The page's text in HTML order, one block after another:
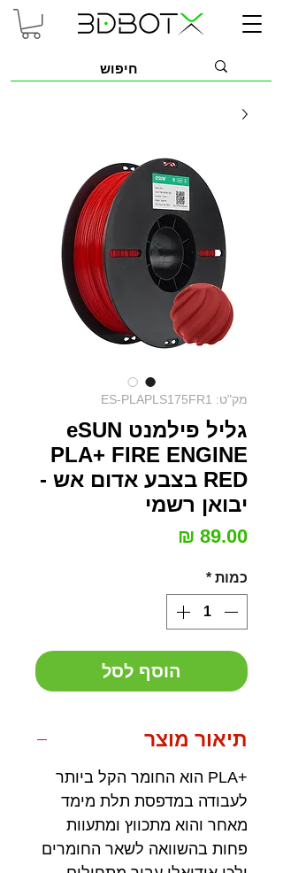
מק"ט: ES-PLAPLS175FR1
גליל פילמנט eSUN
PLA+ FIRE ENGINE
RED בצבע אדום אש -
יבואן רשמי
כמות *
הוסף לסל
תיאור מוצר
+PLA הוא החומר הקל ביותר
לעבודה במדפסת תלת מימד
מאחר והוא מתכווץ ומתעוות
פחות בהשוואה לשאר החומרים